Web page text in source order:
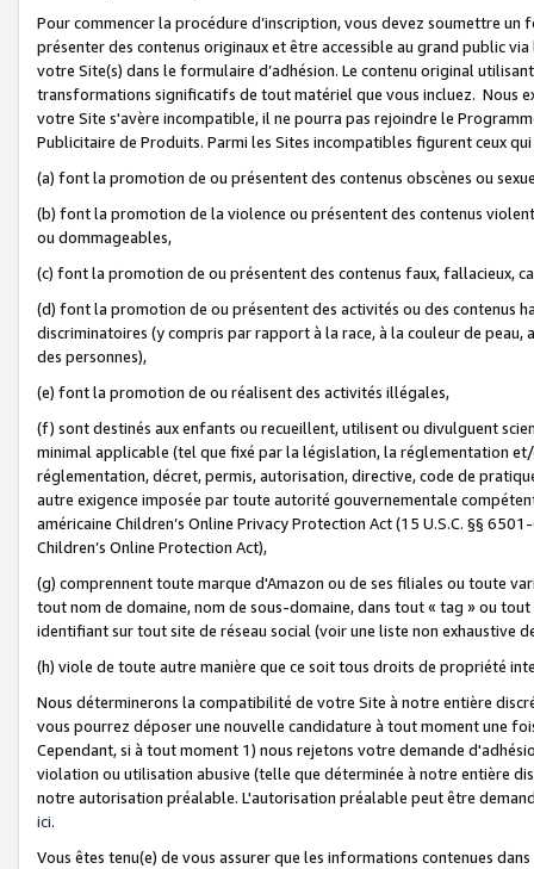
Pour commencer la procédure d’inscription, vous devez soumettre
présenter des contenus originaux et être accessible au grand public
votre Site(s) dans le formulaire d’adhésion. Le contenu original
transformations significatifs de tout matériel que vous incluez. Nous
votre Site s'avère incompatible, il ne pourra pas rejoindre le
Publicitaire de Produits. Parmi les Sites incompatibles figurent ceux
(a) font la promotion de ou présentent des contenus obscènes ou
(b) font la promotion de la violence ou présentent des contenus
ou dommageables,
(c) font la promotion de ou présentent des contenus faux, fallacieux,
(d) font la promotion de ou présentent des activités ou des contenus
discriminatoires (y compris par rapport à la race, à la couleur de
des personnes),
(e) font la promotion de ou réalisent des activités illégales,
(f) sont destinés aux enfants ou recueillent, utilisent ou divulguent
minimal applicable (tel que fixé par la législation, la réglementation
réglementation, décret, permis, autorisation, directive, code de
autre exigence imposée par toute autorité gouvernementale
américaine Children’s Online Privacy Protection Act (15 U.S.C. §§
Children’s Online Protection Act),
(g) comprennent toute marque d'Amazon ou de ses filiales ou toute
tout nom de domaine, nom de sous-domaine, dans tout « tag » ou
identifiant sur tout site de réseau social (voir une liste non exhaustive
(h) viole de toute autre manière que ce soit tous droits de propriété
Nous déterminerons la compatibilité de votre Site à notre entière
vous pourrez déposer une nouvelle candidature à tout moment une
Cependant, si à tout moment 1) nous rejetons votre demande
violation ou utilisation abusive (telle que déterminée à notre entière
notre autorisation préalable. L'autorisation préalable peut être
ici.
Vous êtes tenu(e) de vous assurer que les informations contenues